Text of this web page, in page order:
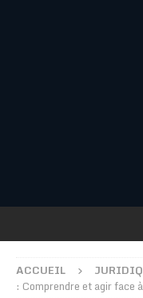
ACCUEIL
: Comprendre et agir face